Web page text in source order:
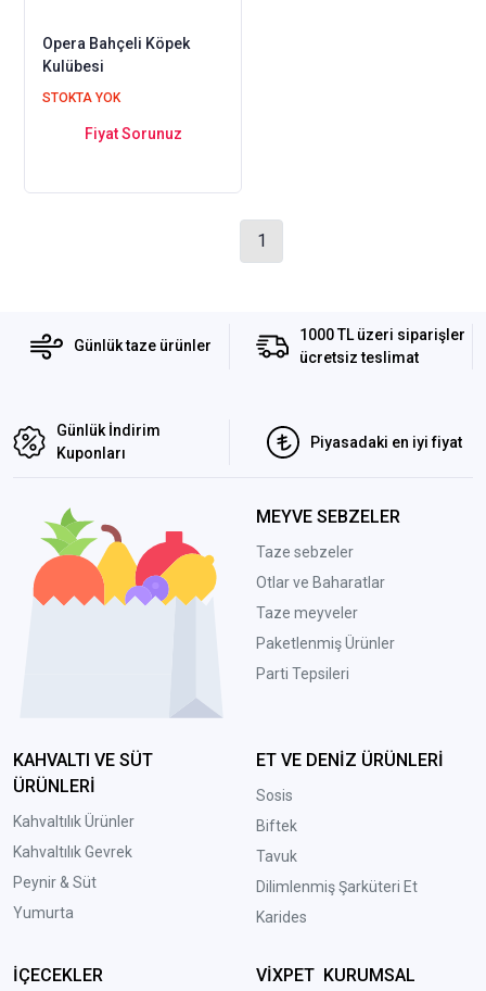
Opera Bahçeli Köpek
Kulübesi
STOKTA YOK
Fiyat Sorunuz
1
Günlük taze ürünler
1000 TL üzeri siparişler
ücretsiz teslimat
Günlük İndirim
Kuponları
Piyasadaki en iyi fiyat
MEYVE SEBZELER
Taze sebzeler
Otlar ve Baharatlar
Taze meyveler
Paketlenmiş Ürünler
Parti Tepsileri
KAHVALTI VE SÜT
ÜRÜNLERİ
Kahvaltılık Ürünler
Kahvaltılık Gevrek
Peynir & Süt
Yumurta
ET VE DENİZ ÜRÜNLERİ
Sosis
Biftek
Tavuk
Dilimlenmiş Şarküteri Et
Karides
İÇECEKLER VİXPET KURUMSAL